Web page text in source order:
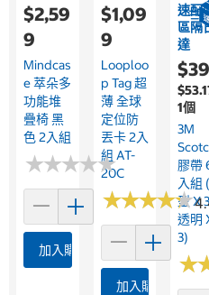
$2,59
9
Mindcas
E 萃朵多
功能堆
疊椅 黑
色 2入組
★★★★★
★★★★★
加入購物車
$1,09
9
Looploo
P Tag 超
薄 全球
定位防
丟卡 2入
組 AT-
20C
★★★★★
★★★★★
加入購物車
速配
區隔
達
1個
3M
膠帶
入組
型 X
透明
3)
★
★